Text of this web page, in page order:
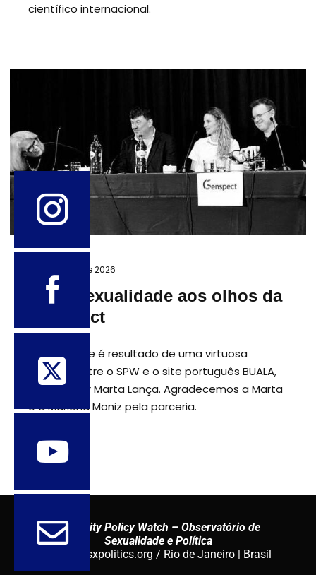
científico internacional.
16 de janeiro de 2026
A transexualidade aos olhos da
Genspect
Esse informe é resultado de uma virtuosa
parceria entre o SPW e o site português BUALA,
editado por Marta Lança. Agradecemos a Marta
e a Mariana Moniz pela parceria.
Sexuality Policy Watch – Observatório de
Sexualidade e Política
admin@sxpolitics.org / Rio de Janeiro | Brasil